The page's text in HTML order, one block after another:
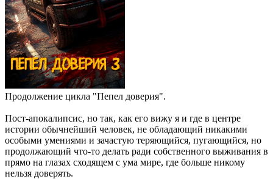
Продолжение цикла "Пепел доверия".
Пост-апокалипсис, но так, как его вижу я и где в центре
истории обычнейший человек, не обладающий никакими
особыми умениями и зачастую теряющийся, пугающийся, но
продолжающий что-то делать ради собственного выживания в
прямо на глазах сходящем с ума мире, где больше никому
нельзя доверять.